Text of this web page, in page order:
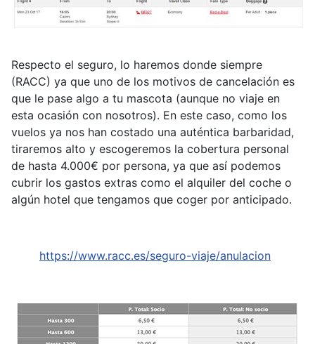
Respecto el seguro, lo haremos donde siempre
(RACC) ya que uno de los motivos de cancelación es
que le pase algo a tu mascota (aunque no viaje en
esta ocasión con nosotros). En este caso, como los
vuelos ya nos han costado una auténtica barbaridad,
tiraremos alto y escogeremos la cobertura personal
de hasta 4.000€ por persona, ya que así podemos
cubrir los gastos extras como el alquiler del coche o
algún hotel que tengamos que coger por anticipado.
https://www.racc.es/seguro-viaje/anulacion